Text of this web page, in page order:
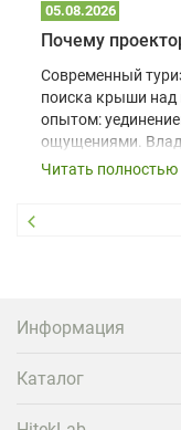
05.08.2026
Современный
поиска крыши над
опытом:
ощущениями.
шале понимают,
вернуться и
проектора.
Читать полностью
Информация
Каталог